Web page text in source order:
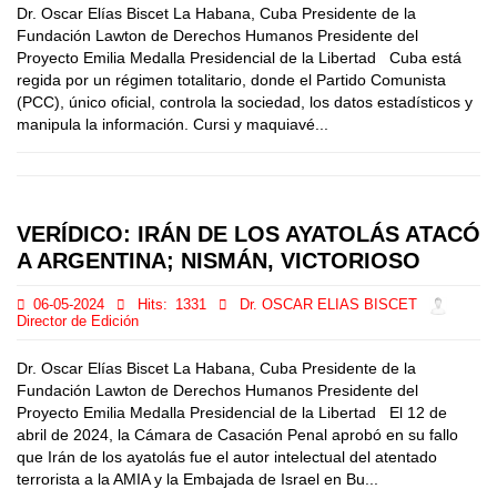
Dr. Oscar Elías Biscet La Habana, Cuba Presidente de la
Fundación Lawton de Derechos Humanos Presidente del
Proyecto Emilia Medalla Presidencial de la Libertad Cuba está
regida por un régimen totalitario, donde el Partido Comunista
(PCC), único oficial, controla la sociedad, los datos estadísticos y
manipula la información. Cursi y maquiavé...
VERÍDICO: IRÁN DE LOS AYATOLÁS ATACÓ
A ARGENTINA; NISMÁN, VICTORIOSO
06-05-2024 Hits: 1331
Dr. OSCAR ELIAS BISCET
Director de Edición
Dr. Oscar Elías Biscet La Habana, Cuba Presidente de la
Fundación Lawton de Derechos Humanos Presidente del
Proyecto Emilia Medalla Presidencial de la Libertad El 12 de
abril de 2024, la Cámara de Casación Penal aprobó en su fallo
que Irán de los ayatolás fue el autor intelectual del atentado
terrorista a la AMIA y la Embajada de Israel en Bu...